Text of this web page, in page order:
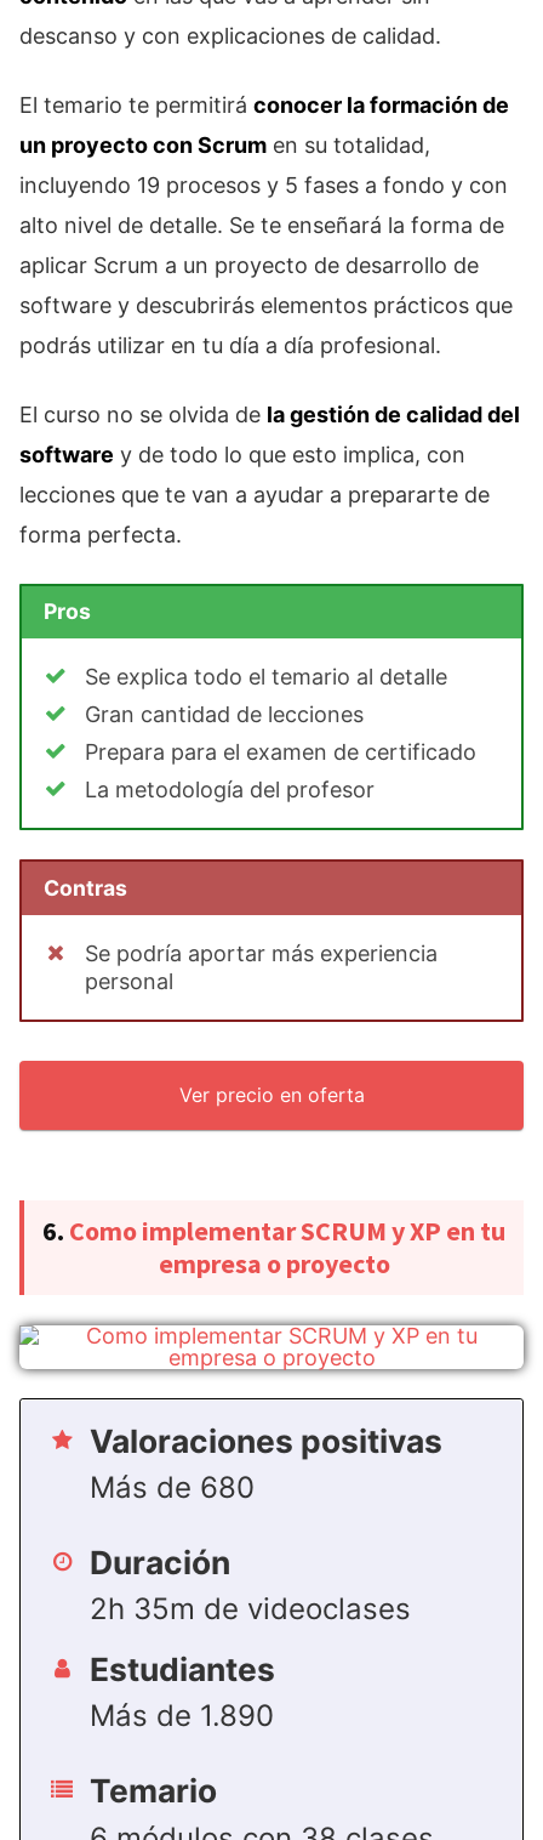
descanso y con explicaciones de calidad.
El temario te permitirá conocer la formación de
un proyecto con Scrum en su totalidad,
incluyendo 19 procesos y 5 fases a fondo y con
alto nivel de detalle. Se te enseñará la forma de
aplicar Scrum a un proyecto de desarrollo de
software y descubrirás elementos prácticos que
podrás utilizar en tu día a día profesional.
El curso no se olvida de la gestión de calidad del
software y de todo lo que esto implica, con
lecciones que te van a ayudar a prepararte de
forma perfecta.
Pros
Se explica todo el temario al detalle
Gran cantidad de lecciones
Prepara para el examen de certificado
La metodología del profesor
Contras
Se podría aportar más experiencia
personal
Ver precio en oferta
6. Como implementar SCRUM y XP en tu
empresa o proyecto
Valoraciones positivas
Más de 680
Duración
2h 35m de videoclases
Estudiantes
Más de 1.890
Temario